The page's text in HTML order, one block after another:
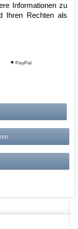
Vorteile
Informationen zu
Ihren Rechten als
PayPal